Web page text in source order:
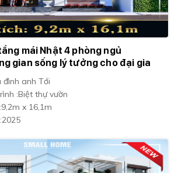
mái Nhật 4 phòng ngủ
gian sống lý tưởng cho đại gia
đình anh Tới
:Biệt thự vườn
x 16,1m